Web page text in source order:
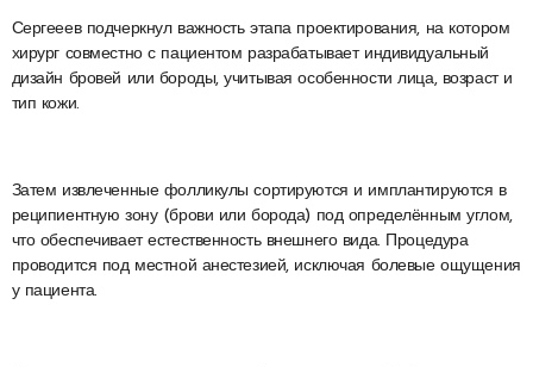
Сергееев подчеркнул важность этапа проектирования, на котором
хирург совместно с пациентом разрабатывает индивидуальный
дизайн бровей или бороды, учитывая особенности лица, возраст и
тип кожи.
Затем извлеченные фолликулы сортируются и имплантируются в
реципиентную зону (брови или борода) под определённым углом,
что обеспечивает естественность внешнего вида. Процедура
проводится под местной анестезией, исключая болевые ощущения
у пациента.